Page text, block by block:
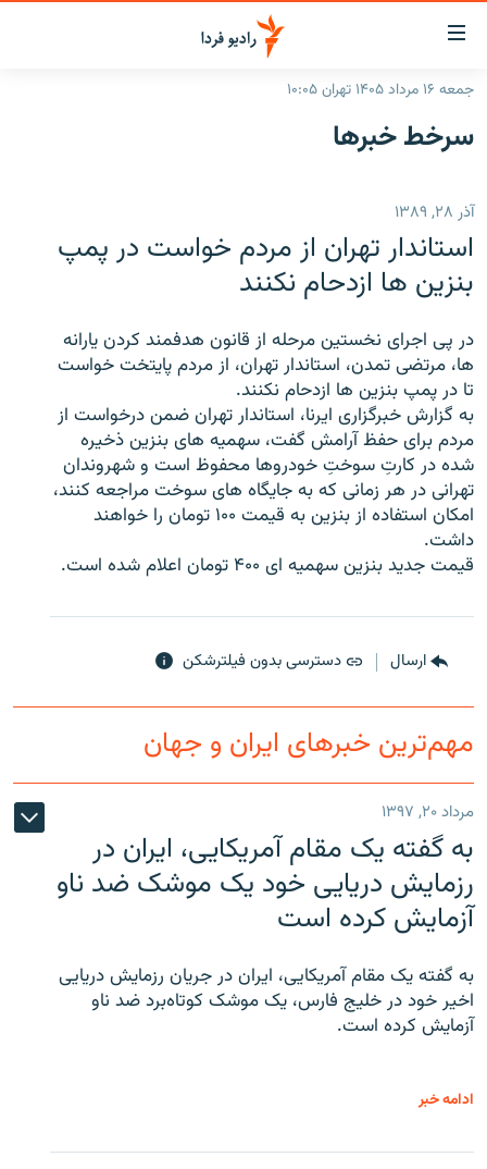
لینک‌های
قابلیت
دسترسی
بازگشت
اصلی
رفتن
صفحه
ایران
انتخاب کنید و بشنوید
فرکانس‌ها
پادکست
گزارش‌های تصویری
گزارش‌های ویدئویی
زنان فردا
English
به ما بپیوندید
زبان‌های دیگر
جمعه ۱۶ مرداد ۱۴۰۵ تهران ۱۰:۰۵
سرخط‌ خبرها
آذر ۲۸, ۱۳۸۹
استاندار تهران از مردم خواست در پمپ
بنزين ها ازدحام نكنند
در پى اجراى نخستين مرحله از قانون هدفمند كردن يارانه
ها، مرتضى تمدن، استاندار تهران، از مردم پايتخت خواست
تا در پمپ بنزين ها ازدحام نكنند.
به گزارش خبرگزارى ايرنا، استاندار تهران ضمن درخواست از
مردم براى حفظ آرامش گفت، سهميه هاى بنزين ذخيره
شده در كارتِ سوختِ خودروها محفوظ است و شهروندان
تهرانى در هر زمانى كه به جايگاه هاى سوخت مراجعه كنند،
امكان استفاده از بنزين به قيمت ۱۰۰ تومان را خواهند
داشت.
قيمت جديد بنزين سهميه اى ۴۰۰ تومان اعلام شده است.
ارسال دسترسی بدون فیلترشکن
مهم‌ترین خبرهای ایران و جهان
مرداد ۲۰, ۱۳۹۷
به گفته یک مقام آمریکایی، ایران در
رزمایش دریایی خود یک موشک ضد ناو
آزمایش کرده است
به گفته یک مقام آمریکایی، ایران در جریان رزمایش دریایی
اخیر خود در خلیج فارس، یک موشک کوتاه‌برد ضد ناو
آزمایش کرده است.
ادامه خبر